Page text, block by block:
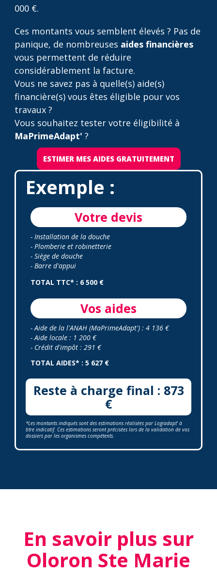
000 €.
Ces montants vous semblent élevés ? Pas de
panique, de nombreuses aides financières
vous permettent de réduire
considérablement la facture.
Vous ne savez pas à quelle(s) aide(s)
financière(s) vous êtes éligible pour vos
travaux ?
Vous souhaitez tester votre éligibilité à
MaPrimeAdapt' ?
ESTIMER MES AIDES GRATUITEMENT
Exemple :
Votre devis
- Installation de la douche
- Plomberie et robinetterie
- Siège de douche
- Barre d'appui
TOTAL TTC* : 6 500 €
Vos aides
- Aide de la l'ANAH (MaPrimeAdapt') : 4 136 €
- Aide locale : 1 200 €
- Crédit d'impôt : 291 €
TOTAL AIDES* : 5 627 €
Reste à charge final : 873
€
*Les montants indiqués sont des estimations réalisées par Logiadapt' à
titre indicatif. Ces estimations seront précisées lors de la validation de vos
dossiers par les organismes compétents.
En savoir plus sur
Oloron Ste Marie